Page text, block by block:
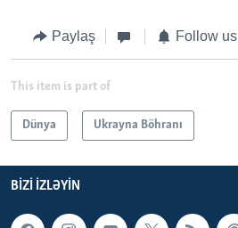
Paylaş Follow us
This item is part of
Dünya Ukrayna Böhranı
BIZI IZLƏYIN